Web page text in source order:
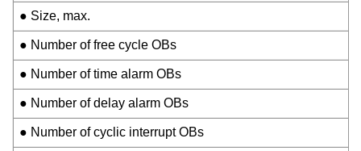
● Size, max.
● Number of free cycle OBs
● Number of time alarm OBs
● Number of delay alarm OBs
● Number of cyclic interrupt OBs